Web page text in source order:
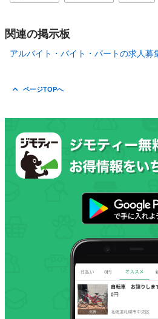
関連の掲示板
アルバイト・バイト・パートの求人募
ページTOPへ